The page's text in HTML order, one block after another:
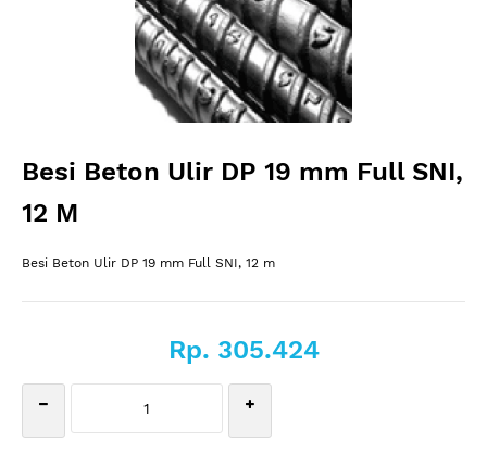
Besi Beton Ulir DP 19 mm Full SNI,
12 M
Besi Beton Ulir DP 19 mm Full SNI, 12 m
Rp. 305.424